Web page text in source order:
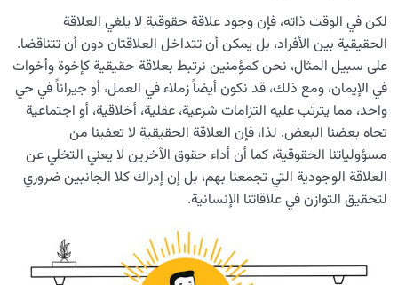
لكن في الوقت ذاته، فإن وجود علاقة حقوقية لا يلغي العلاقة
الحقيقية بين الأفراد، بل يمكن أن تتداخل العلاقتان دون أن تتناقضا.
على سبيل المثال، نحن كمؤمنين نرتبط بعلاقة حقيقية كإخوة وأخوات
في الإيمان، ومع ذلك، قد نكون أيضاً زملاء في العمل، أو جيراناً في حي
واحد، مما يترتب عليه التزامات شرعية، عقلية، أخلاقية، أو اجتماعية
تجاه بعضنا البعض. لذا، فإن العلاقة الحقيقية لا تعفينا من
مسؤولياتنا الحقوقية، كما أن أداء حقوق الآخرين لا يعني التخلي عن
العلاقة الوجودية التي تجمعنا بهم، بل إن إدراك كلا الجانبين ضروري
لتحقيق التوازن في علاقاتنا الإنسانية.